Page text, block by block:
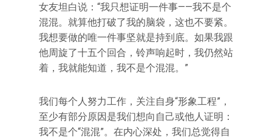
女友坦白说：“我只想证明一件事——我不是个
混混。就算他打破了我的脑袋，这也不要紧。
我想要做的唯一件事坚就是持到底。如果我跟
他周旋了十五个回合，铃声响起时，我仍然站
着，我就能知道，我不是个混混。”
我们每个人努力工作，关注自身“形象工程”，
至少有部分原因是我们想向自己或他人证明：
我不是个“混混”。在内心深处，我们总觉得自